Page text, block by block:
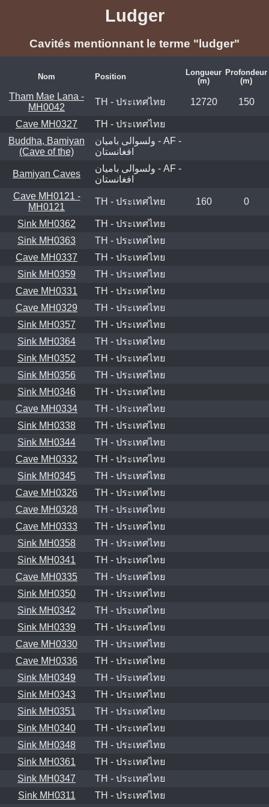
Ludger
Cavités mentionnant le terme "ludger"
Nom Position
Longueur
(m)
Profondeur
(m)
Tham Mae Lana -
MH0042
TH - ประเทศไทย 12720 150
Cave MH0327
TH - ประเทศไทย
Buddha, Bamiyan
(Cave of the)
ولسوالی بامیان - AF -
افغانستان
Bamiyan Caves
ولسوالی بامیان - AF -
افغانستان
Cave MH0121 -
MH0121
TH - ประเทศไทย 160 0
Sink MH0362
TH - ประเทศไทย
Sink MH0363
TH - ประเทศไทย
Cave MH0337
TH - ประเทศไทย
Sink MH0359
TH - ประเทศไทย
Cave MH0331
TH - ประเทศไทย
Cave MH0329
TH - ประเทศไทย
Sink MH0357
TH - ประเทศไทย
Sink MH0364
TH - ประเทศไทย
Sink MH0352
TH - ประเทศไทย
Sink MH0356
TH - ประเทศไทย
Sink MH0346
TH - ประเทศไทย
Cave MH0334
TH - ประเทศไทย
Sink MH0338
TH - ประเทศไทย
Sink MH0344
TH - ประเทศไทย
Cave MH0332
TH - ประเทศไทย
Sink MH0345
TH - ประเทศไทย
Cave MH0326
TH - ประเทศไทย
Cave MH0328
TH - ประเทศไทย
Cave MH0333
TH - ประเทศไทย
Sink MH0358
TH - ประเทศไทย
Sink MH0341
TH - ประเทศไทย
Cave MH0335
TH - ประเทศไทย
Sink MH0350
TH - ประเทศไทย
Sink MH0342
TH - ประเทศไทย
Sink MH0339
TH - ประเทศไทย
Cave MH0330
TH - ประเทศไทย
Cave MH0336
TH - ประเทศไทย
Sink MH0349
TH - ประเทศไทย
Sink MH0343
TH - ประเทศไทย
Sink MH0351
TH - ประเทศไทย
Sink MH0340
TH - ประเทศไทย
Sink MH0348
TH - ประเทศไทย
Sink MH0361
TH - ประเทศไทย
Sink MH0347
TH - ประเทศไทย
Sink MH0311
TH - ประเทศไทย